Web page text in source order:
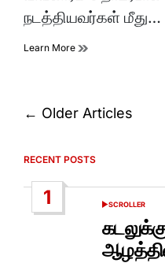
நடத்தியவர்கள் மீது…
Learn More
Posts
← Older Articles
RECENT POSTS
1
POSTED
SCROLLER